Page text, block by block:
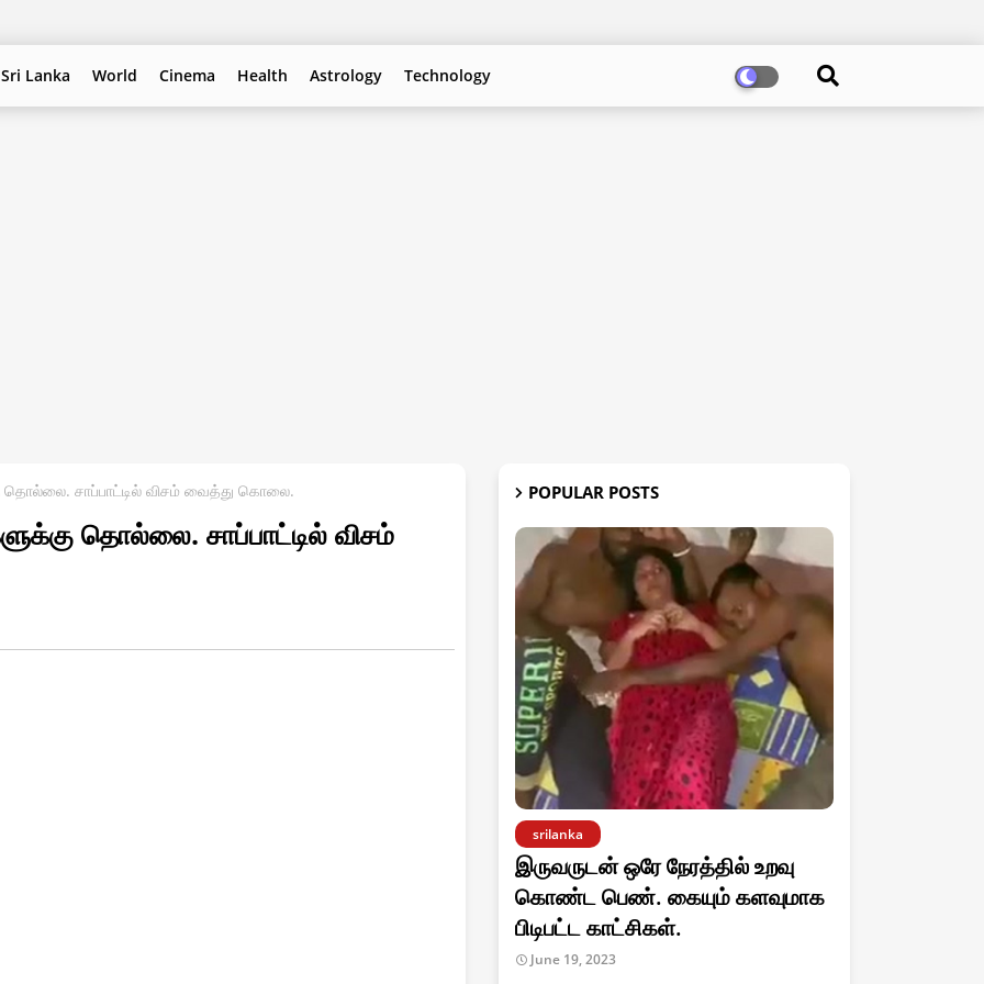
Sri Lanka World Cinema Health Astrology Technology
சாப்பாட்டில் விசம் வைத்து கொலை.
தொல்லை. சாப்பாட்டில் விசம்
POPULAR POSTS
srilanka
இருவருடன் ஒரே நேரத்தில் உறவு
கொண்ட பெண். கையும் களவுமாக
பிடிபட்ட காட்சிகள்.
June 19, 2023